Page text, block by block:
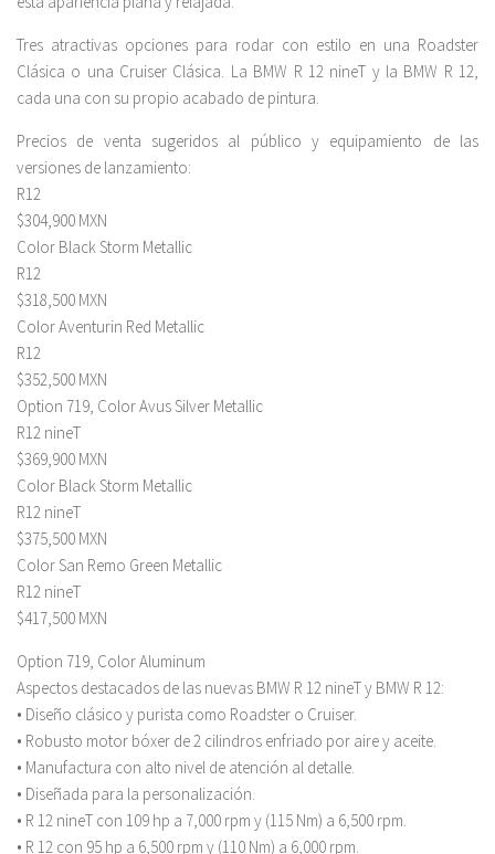
Tres atractivas opciones para rodar con estilo en una Roadster
Clásica o una Cruiser Clásica. La BMW R 12 nineT y la BMW R 12,
cada una con su propio acabado de pintura.
Precios de venta sugeridos al público y equipamiento de las
versiones de lanzamiento:
R12
$304,900 MXN
Color Black Storm Metallic
R12
$318,500 MXN
Color Aventurin Red Metallic
R12
$352,500 MXN
Option 719, Color Avus Silver Metallic
R12 nineT
$369,900 MXN
Color Black Storm Metallic
R12 nineT
$375,500 MXN
Color San Remo Green Metallic
R12 nineT
$417,500 MXN
Option 719, Color Aluminum
Aspectos destacados de las nuevas BMW R 12 nineT y BMW R 12:
• Diseño clásico y purista como Roadster o Cruiser.
• Robusto motor bóxer de 2 cilindros enfriado por aire y aceite.
• Manufactura con alto nivel de atención al detalle.
• Diseñada para la personalización.
• R 12 nineT con 109 hp a 7,000 rpm y (115 Nm) a 6,500 rpm.
• R 12 con 95 hp a 6,500 rpm y (110 Nm) a 6,000 rpm.